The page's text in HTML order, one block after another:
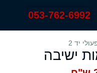
053-762-6992
יד 2